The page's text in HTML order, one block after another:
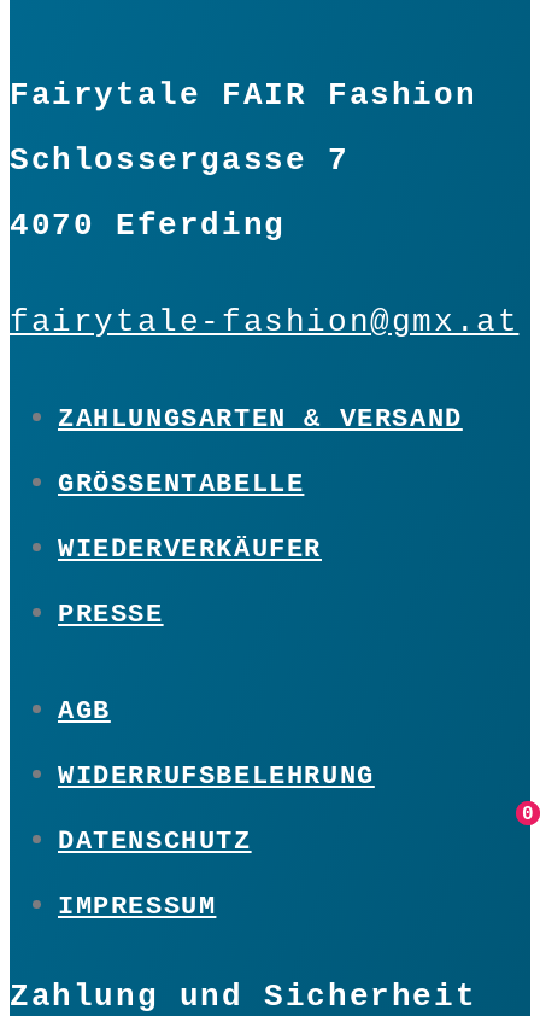
0
0
Fairytale FAIR Fashion
Schlossergasse 7
4070 Eferding
fairytale-fashion@gmx.at
ZAHLUNGSARTEN & VERSAND
GRÖSSENTABELLE
WIEDERVERKÄUFER
PRESSE
AGB
WIDERRUFSBELEHRUNG
DATENSCHUTZ
IMPRESSUM
Zahlung und Sicherheit